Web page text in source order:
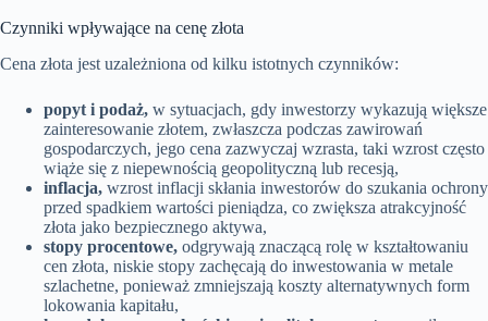
Czynniki wpływające na cenę złota
Cena złota jest uzależniona od kilku istotnych czynników:
popyt i podaż, w sytuacjach, gdy inwestorzy wykazują większe
zainteresowanie złotem, zwłaszcza podczas zawirowań
gospodarczych, jego cena zazwyczaj wzrasta, taki wzrost często
wiąże się z niepewnością geopolityczną lub recesją,
inflacja, wzrost inflacji skłania inwestorów do szukania ochrony
przed spadkiem wartości pieniądza, co zwiększa atrakcyjność
złota jako bezpiecznego aktywa,
stopy procentowe, odgrywają znaczącą rolę w kształtowaniu
cen złota, niskie stopy zachęcają do inwestowania w metale
szlachetne, ponieważ zmniejszają koszty alternatywnych form
lokowania kapitału,